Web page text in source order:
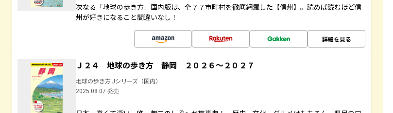
次なる「地球の歩き方」国内版は、全７７市町村を徹底網羅した【信州】。読めば読むほど信
州が好きになること間違いなし！
詳細を見る
Ｊ２４ 地球の歩き方 静岡 ２０２６～２０２７
地球の歩き方 Jシリーズ（国内）
2025.08.07 発売